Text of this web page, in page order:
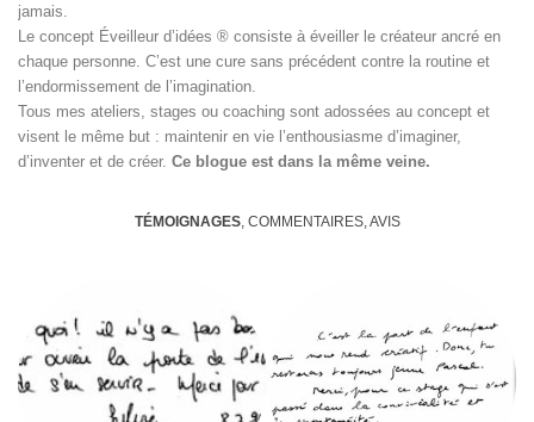
jamais.
Le concept Éveilleur d’idées ® consiste à éveiller le créateur ancré en
chaque personne. C’est une cure sans précédent contre la routine et
l’endormissement de l’imagination.
Tous mes ateliers, stages ou coaching sont adossées au concept et
visent le même but : maintenir en vie l’enthousiasme d’imaginer,
d’inventer et de créer. Ce blogue est dans la même veine.
TÉMOIGNAGES, COMMENTAIRES, AVIS